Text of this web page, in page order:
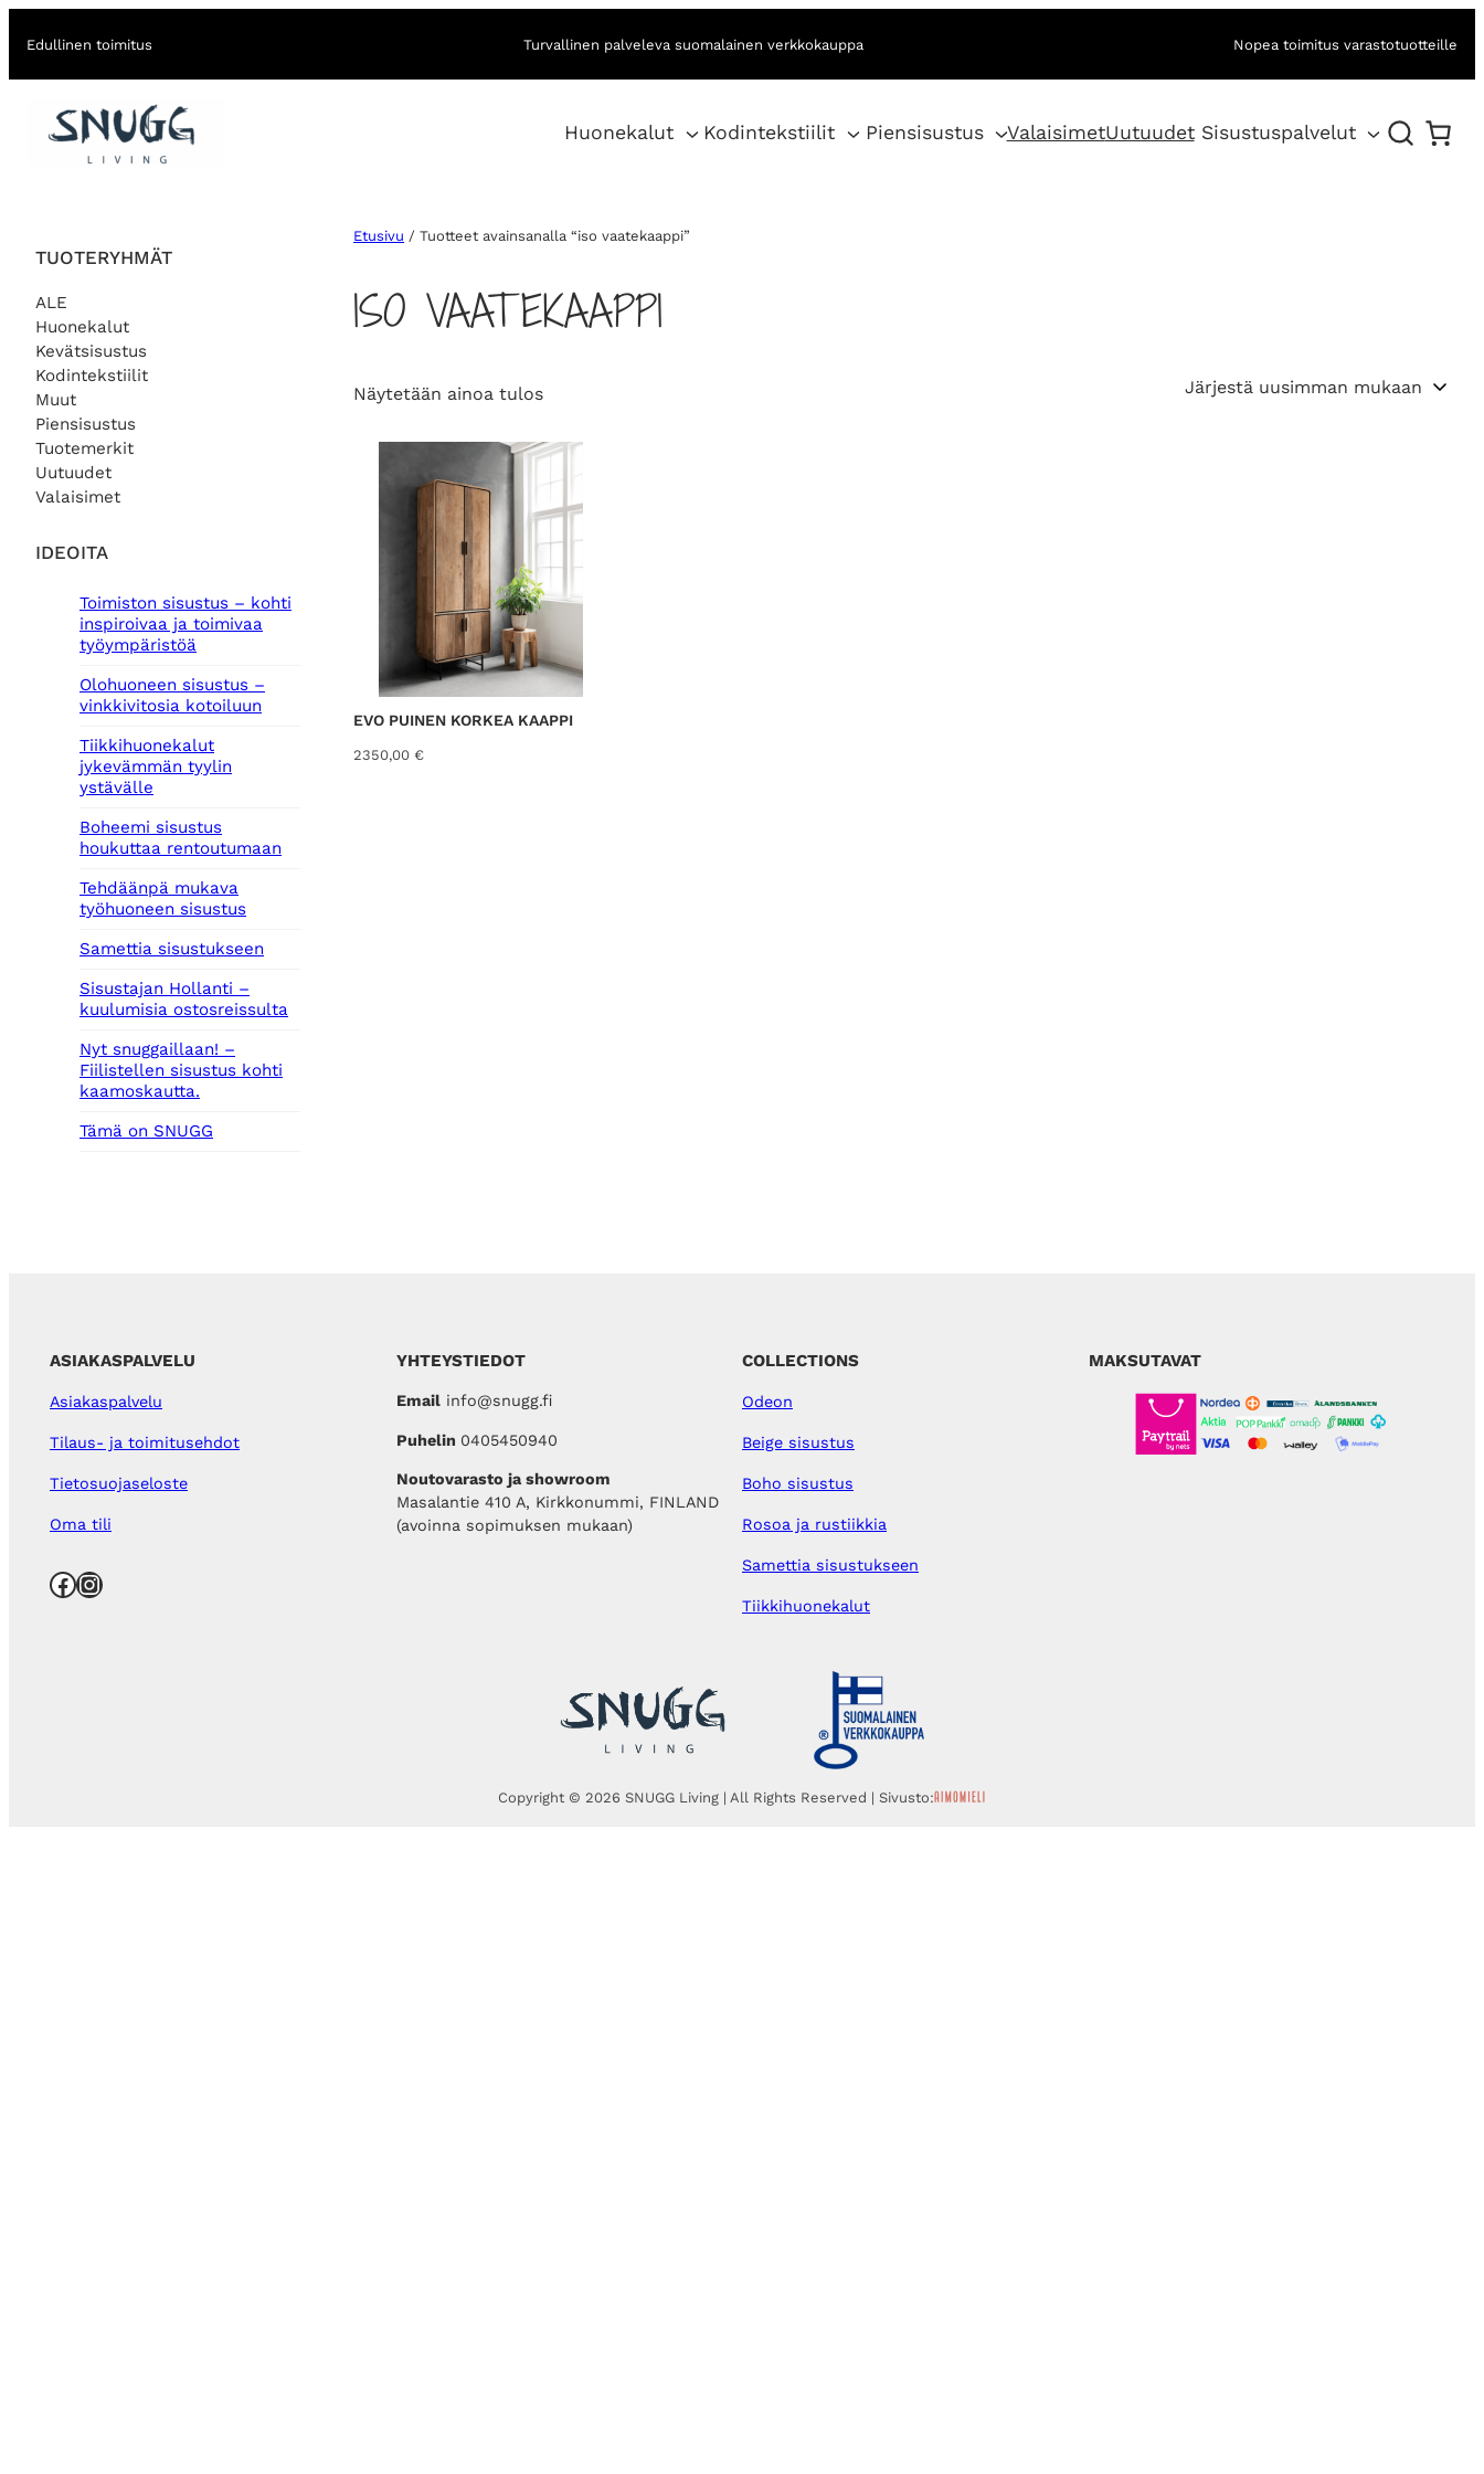
Edullinen toimitus Turvallinen palveleva suomalainen verkkokauppa Nopea toimitus varastotuotteille
Huonekalut Kodintekstiilit Piensisustus ValaisimetUutuudet Sisustuspalvelut
TUOTERYHMÄT
ALE
Huonekalut
Kevätsisustus
Kodintekstiilit
Muut
Piensisustus
Tuotemerkit
Uutuudet
Valaisimet
IDEOITA
Toimiston sisustus – kohti
inspiroivaa ja toimivaa
työympäristöä
Olohuoneen sisustus –
vinkkivitosia kotoiluun
Tiikkihuonekalut
jykevämmän tyylin
ystävälle
Boheemi sisustus
houkuttaa rentoutumaan
Tehdäänpä mukava
työhuoneen sisustus
Samettia sisustukseen
Sisustajan Hollanti –
kuulumisia ostosreissulta
Nyt snuggaillaan! –
Fiilistellen sisustus kohti
kaamoskautta.
Tämä on SNUGG
Etusivu / Tuotteet avainsanalla “iso vaatekaappi”
ISO VAATEKAAPPI
Näytetään ainoa tulos
EVO PUINEN KORKEA KAAPPI
2350,00 €
ASIAKASPALVELU
Asiakaspalvelu
Tilaus- ja toimitusehdot
Tietosuojaseloste
Oma tili
Facebook Instagram
YHTEYSTIEDOT
Emailinfo@snugg.fi
Puhelin 0405450940
Noutovarasto ja showroom
Masalantie 410 A, Kirkkonummi, FINLAND
(avoinna sopimuksen mukaan)
COLLECTIONS
Odeon
Beige sisustus
Boho sisustus
Rosoa ja rustiikkia
Samettia sisustukseen
Tiikkihuonekalut
MAKSUTAVAT
Copyright © 2026 SNUGG Living | All Rights Reserved | Sivusto: